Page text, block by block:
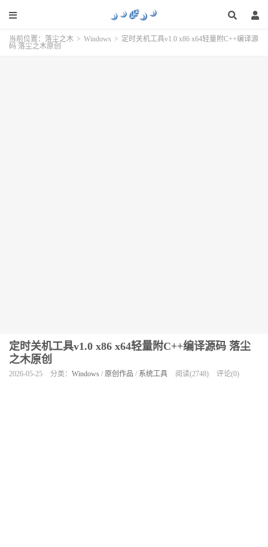
当前位置： 落尘之木 > Windows > 定时关机工具v1.0 x86 x64轻量附C++编译源
码 落尘之木原创
定时关机工具v1.0 x86 x64轻量附C++编译源码 落尘
之木原创
2026-05-25 分类： Windows / 原创作品 / 系统工具 阅读(2748) 评论(0)